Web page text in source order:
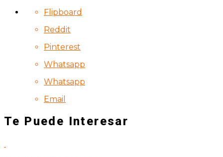
Flipboard
Reddit
Pinterest
Whatsapp
Whatsapp
Email
Te Puede Interesar